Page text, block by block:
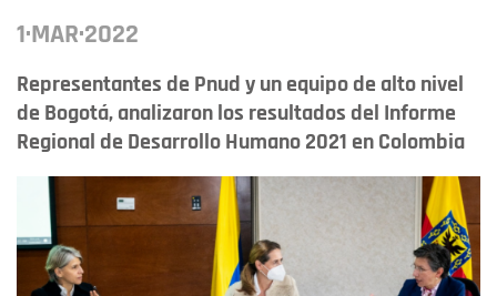
1·MAR·2022
Representantes de Pnud y un equipo de alto nivel
de Bogotá, analizaron los resultados del Informe
Regional de Desarrollo Humano 2021 en Colombia